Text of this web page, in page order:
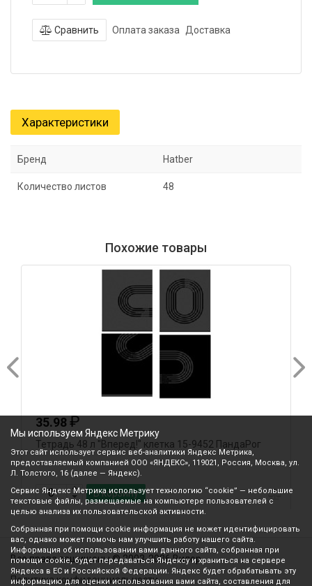
Сравнить Оплата заказа Доставка
Характеристики
Бренд Hatber
Количество листов 48
Похожие товары
35.98₽
Тетрадь 48 л "Вперед!" клетка 15-9452 ПандаРог
В корзину
Все права защищены © 2003-2026 Вилор
Политика конфиденциальности
Мы используем Яндекс Метрику
Этот сайт использует сервис веб-аналитики Яндекс Метрика,
предоставляемый компанией ООО «ЯНДЕКС», 119021, Россия, Москва, ул.
Л. Толстого, 16 (далее — Яндекс).
Сервис Яндекс Метрика использует технологию “cookie” — небольшие
текстовые файлы, размещаемые на компьютере пользователей с
целью анализа их пользовательской активности.
Собранная при помощи cookie информация не может идентифицировать
вас, однако может помочь нам улучшить работу нашего сайта.
Информация об использовании вами данного сайта, собранная при
помощи cookie, будет передаваться Яндексу и храниться на сервере
Яндекса в ЕС и Российской Федерации. Яндекс будет обрабатывать эту
информацию для оценки использования вами сайта, составления для